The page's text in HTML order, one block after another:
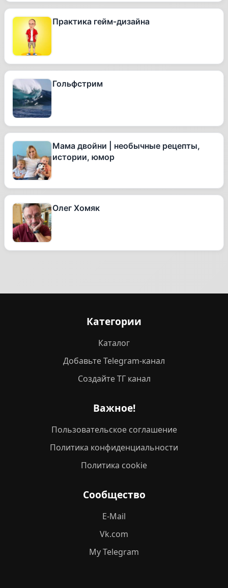
Практика гейм-дизайна
Гольфстрим
Мама двойни | необычные рецепты,
истории, юмор
Олег Хомяк
Категории
Каталог
Добавьте Telegram-канал
Создайте ТГ канал
Важное!
Пользовательское соглашение
Политика конфиденциальности
Политика cookie
Сообщество
E-Mail
Vk.com
My Telegram